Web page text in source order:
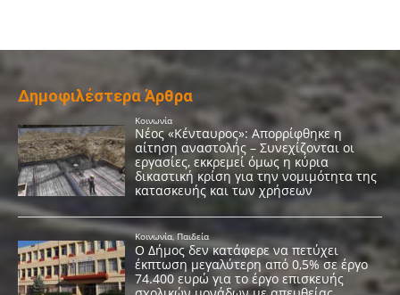
Δημοφιλέστερα Άρθρα